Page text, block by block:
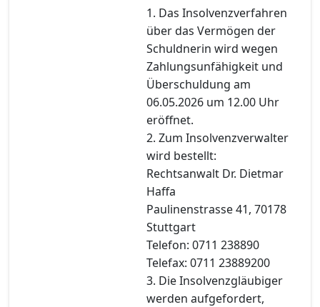
1. Das Insolvenzverfahren
über das Vermögen der
Schuldnerin wird wegen
Zahlungsunfähigkeit und
Überschuldung am
06.05.2026 um 12.00 Uhr
eröffnet.
2. Zum Insolvenzverwalter
wird bestellt:
Rechtsanwalt Dr. Dietmar
Haffa
Paulinenstrasse 41, 70178
Stuttgart
Telefon: 0711 238890
Telefax: 0711 23889200
3. Die Insolvenzgläubiger
werden aufgefordert,